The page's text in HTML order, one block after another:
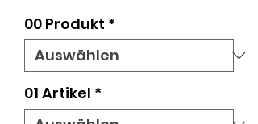
00 Produkt *
01 Artikel *